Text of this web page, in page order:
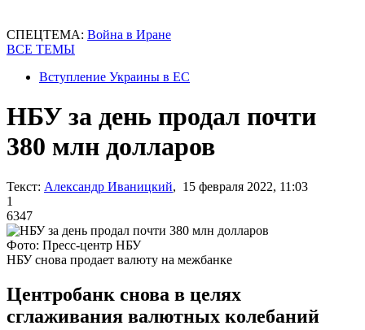
СПЕЦТЕМА: Война в Иране
ВСЕ ТЕМЫ
Вступление Украины в ЕС
НБУ за день продал почти
380 млн долларов
Текст: Александр Иваницкий, 15 февраля 2022, 11:03
1
6347
Фото: Пресс-центр НБУ
НБУ снова продает валюту на межбанке
Центробанк снова в целях
сглаживания валютных колебаний